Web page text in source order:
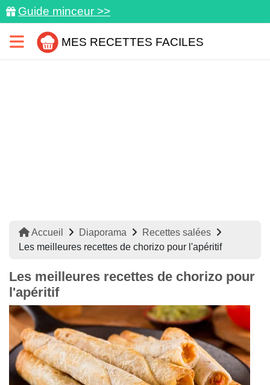
Guide minceur >>
MES RECETTES FACILES
Accueil Diaporama
Recettes salées
Les meilleures recettes de chorizo pour l'apéritif
Les meilleures recettes de chorizo pour
l'apéritif